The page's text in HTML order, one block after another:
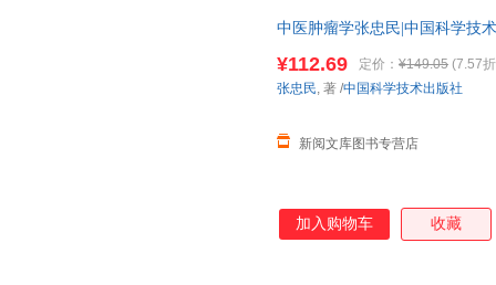
中医肿瘤学张忠民|中国科学技术
¥112.69 定价： ¥149.05 (7.57
新阅文库图书专营店
张忠民, 著 /中国科学技术出版社
加入购物车 收藏